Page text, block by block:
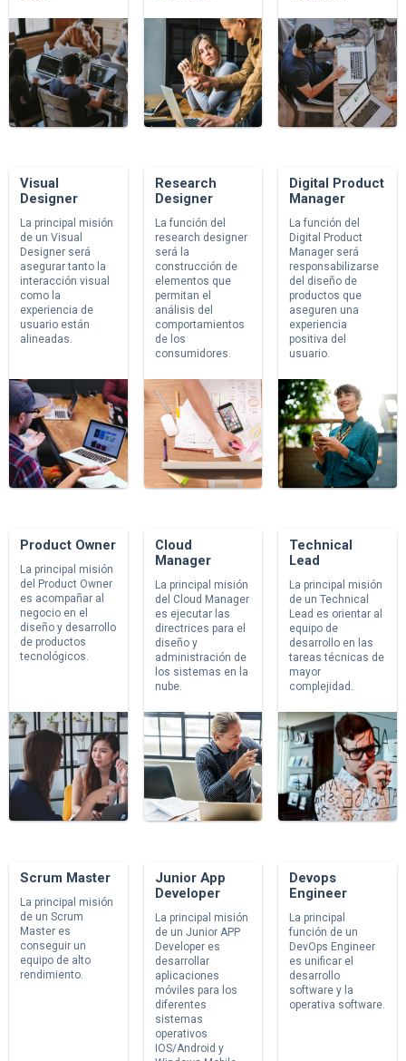
Visual
Designer
La principal misión
de un Visual
Designer será
asegurar tanto la
interacción visual
como la
experiencia de
usuario están
alineadas.
Research
Designer
La función del
research designer
será la
construcción de
elementos que
permitan el
análisis del
comportamientos
de los
consumidores.
Digital Product
Manager
La función del
Digital Product
Manager será
responsabilizarse
del diseño de
productos que
aseguren una
experiencia
positiva del
usuario.
Product Owner
La principal misión
del Product Owner
es acompañar al
negocio en el
diseño y desarrollo
de productos
tecnológicos.
Cloud
Manager
La principal misión
del Cloud Manager
es ejecutar las
directrices para el
diseño y
administración de
los sistemas en la
nube.
Technical
Lead
La principal misión
de un Technical
Lead es orientar al
equipo de
desarrollo en las
tareas técnicas de
mayor
complejidad.
Scrum Master
La principal misión
de un Scrum
Master es
conseguir un
equipo de alto
rendimiento.
Junior App
Developer
La principal misión
de un Junior APP
Developer es
desarrollar
aplicaciones
móviles para los
diferentes
sistemas
operativos
IOS/Android y
Devops
Engineer
La principal
función de un
DevOps Engineer
es unificar el
desarrollo
software y la
operativa software.